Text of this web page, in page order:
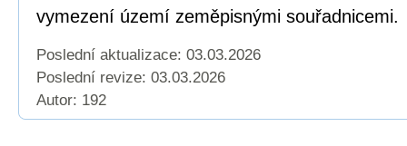
vymezení území zeměpisnými souřadnicemi.
Poslední aktualizace: 03.03.2026
Poslední revize: 03.03.2026
Autor: 192